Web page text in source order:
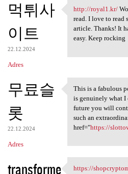
먹튀사
이트
22.12.2024
Adres
http://
http://royal1.kr/
read. I love to read
article. Thanks! It
easy. Keep rocking
무료슬
롯
22.12.2024
Adres
This is a
This is a fabulous
is genuinely what I
future you will
such an
href="https://
transforme
https://